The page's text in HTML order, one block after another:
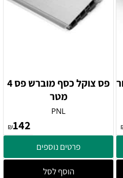
פס צוקל כסף מוברש פס 4
מטר
PNL
₪142
פרטים נוספים
הוסף לסל